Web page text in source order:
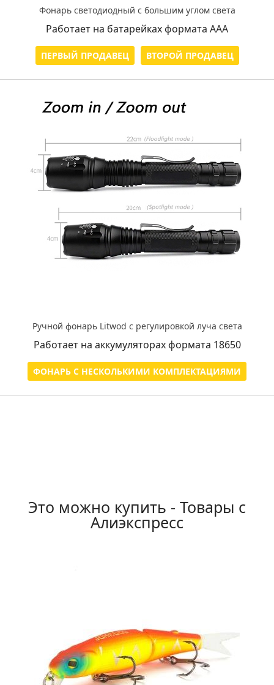
Фонарь светодиодный с большим углом света
Работает на батарейках формата ААА
ПЕРВЫЙ ПРОДАВЕЦ ВТОРОЙ ПРОДАВЕЦ
Ручной фонарь Litwod c регулировкой луча света
Работает на аккумуляторах формата 18650
ФОНАРЬ С НЕСКОЛЬКИМИ КОМПЛЕКТАЦИЯМИ
Это можно купить - Товары с
Алиэкспресс